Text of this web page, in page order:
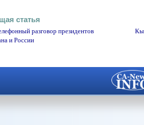
статья
разговор президентов
и России